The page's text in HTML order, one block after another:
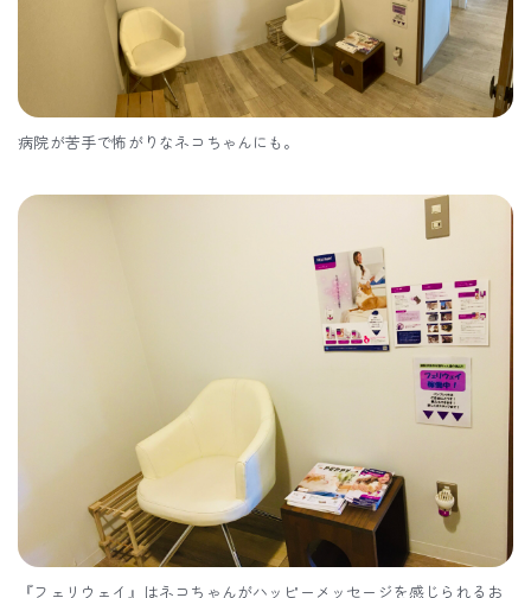
病院が苦手で怖がりなネコちゃんにも。
『フェリウェイ』はネコちゃんがハッピーメッセージを感じられるお